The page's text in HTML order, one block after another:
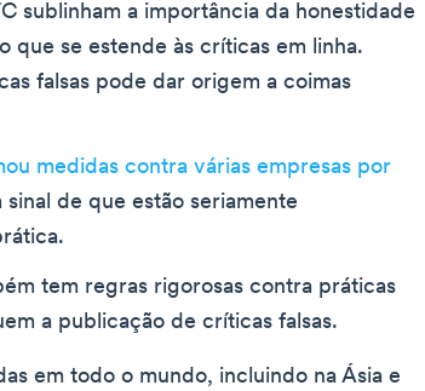
sublinham a importância da honestidade
que se estende às críticas em linha.
falsas pode dar origem a coimas
medidas contra várias empresas por
sinal de que estão seriamente
tem regras rigorosas contra práticas
a publicação de críticas falsas.
em todo o mundo, incluindo na Ásia e